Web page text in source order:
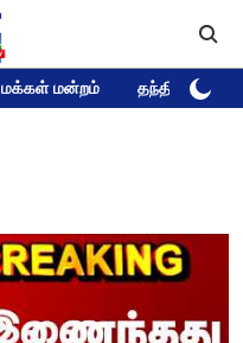
மக்கள் மன்றம் தந்தி டிவி